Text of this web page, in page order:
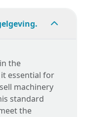
the
essential for
machinery
standard
the